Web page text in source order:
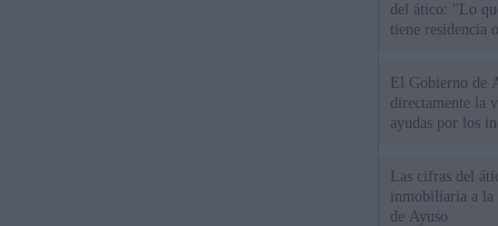
del ático: "Lo
tiene residencia
El Gobierno de
directamente la
ayudas por los
Las cifras del
inmobiliaria a la
de Ayuso